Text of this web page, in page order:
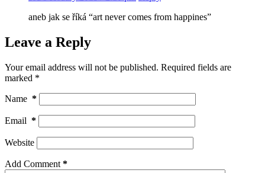
aneb jak se říká “art never comes from happines”
Leave a Reply
Your email address will not be published. Required fields are
marked *
Name *
Email *
Website
Add Comment *